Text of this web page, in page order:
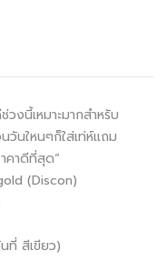
งนี้เหมาะมากสำหรับ
วันใหนๆก็ใส่เท่ห์แถม
คาดีที่สุด“
(Discon)
ที่ สีเขียว)